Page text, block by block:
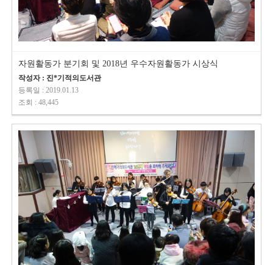
자원활동가 분기회 및 2018년 우수자원활동가 시상식
작성자 : 진*기적의도서관
등록일 : 2019.01.13
조회 : 48,445